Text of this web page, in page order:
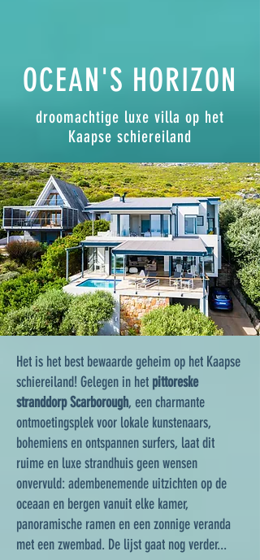
OCEAN'S HORIZON
droomachtige luxe villa op het
Kaapse schiereiland
Het is het best bewaarde geheim op het Kaapse
schiereiland! Gelegen in het pittoreske
stranddorp Scarborough, een charmante
ontmoetingsplek voor lokale kunstenaars,
bohemiens en ontspannen surfers, laat dit
ruime en luxe strandhuis geen wensen
onvervuld: adembenemende uitzichten op de
oceaan en bergen vanuit elke kamer,
panoramische ramen en een zonnige veranda
met een zwembad. De lijst gaat nog verder...